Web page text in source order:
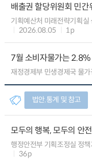
배출권 할당위원회 민간
기획예산처 미래전략기획
2026.08.05
1p
7월 소비자물가는 2.8%
재정경제부 민생경제국 물
법안.통계 및 참고
모두의 행복, 모두의 안
행정안전부 기획조정실 정
36p